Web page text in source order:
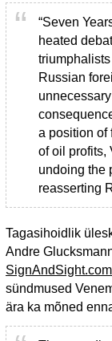
“Seven
heated
Russian
a position of
of oil profits,
undoing the
reasserting
Tagasihoidlik
Andre
SignAndSight.com
sündmused
ära ka mõned